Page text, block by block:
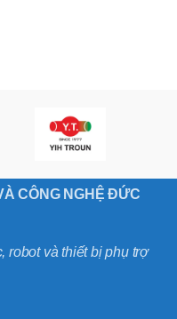
CÔNG NGHỆ ĐỨC
robot và thiết bị phụ trợ